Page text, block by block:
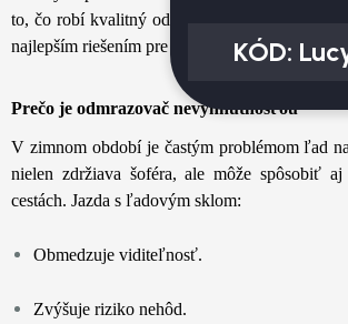
to, čo robí kvalitný odmrazovač a prečo je
najlepším riešením pre rok 2025.
Prečo je odmrazovač nevyhnutnosťou
V zimnom období je častým problémom ľad
nielen zdržiava šoféra, ale môže spôsobiť aj
cestách. Jazda s ľadovým sklom:
Obmedzuje viditeľnosť.
Zvýšuje riziko nehôd.
KÓD: